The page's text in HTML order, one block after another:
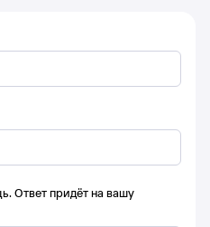
Ответ придёт на вашу